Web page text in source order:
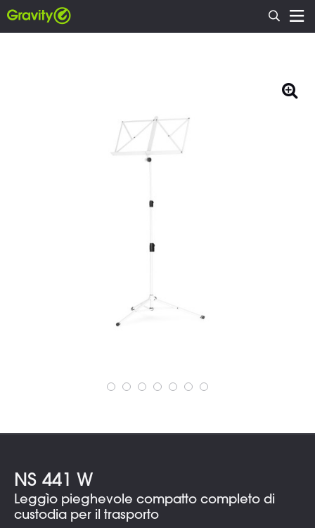
NS 441 W
Leggìo pieghevole compatto completo di
custodia per il trasporto